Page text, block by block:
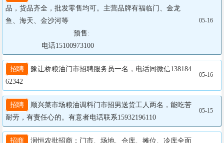
品，货品齐全，批发零售均可。主营品牌有福临门、金龙
鱼、海天、金沙河等
                  电话15100973100
05-16
招聘
豫让桥粮油门市招聘服务员一名，电话同微信138184
62342
05-16
招聘
顺兴菜市场粮油调料门市招男送货工人两名，能吃苦
耐劳，有责任心的。有意者电话联系15932196110
05-15
招商 润恒农批招商：门市、场地、仓库、摊位、冷库全面